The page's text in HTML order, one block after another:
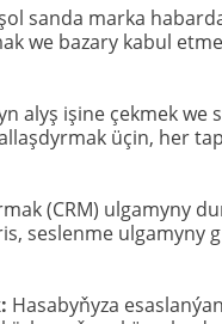
sanda marka
we bazary kabul
alyş işine çekmek
üçin, her
(CRM) ulgamyny
seslenme ulgamyny
Hasabyňyza